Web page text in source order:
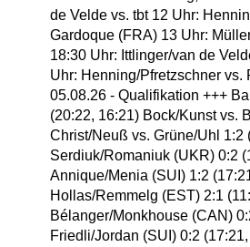
de Velde vs. tbt 12 Uhr:
Gardoque (FRA) 13 Uhr:
18:30 Uhr: Ittlinger/van de
Uhr: Henning/Pfretzschner vs.
05.08.26 - Qualifikation +++
(20:22, 16:21) Bock/Kunst vs.
Christ/Neuß vs. Grüne/Uhl 1:2
Serdiuk/Romaniuk (UKR) 0:2
Annique/Menia (SUI) 1:2
Hollas/Remmelg (EST) 2:1
Bélanger/Monkhouse (CAN)
Friedli/Jordan (SUI) 0:2